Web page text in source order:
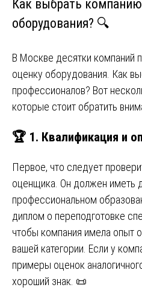
Как выбрать
оборудования? 🔍
В Москве десятки компаний
оценку оборудования. Как
профессионалов? Вот
которые стоит обратить
🏆 1. Квалификация и
Первое, что следует
оценщика. Он должен иметь
профессиональном
диплом о переподготовке
чтобы компания имела опыт
вашей категории. Если у
примеры оценок
хороший знак. 📜